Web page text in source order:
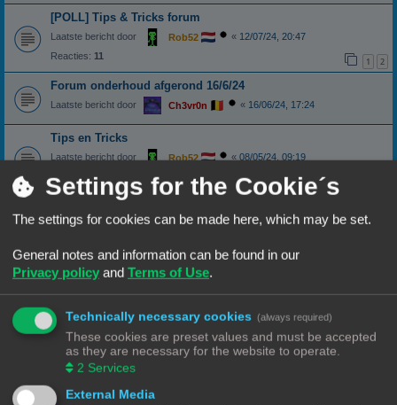
[POLL] Tips & Tricks forum
Laatste bericht door Rob52 « 12/07/24, 20:47
Reacties: 11 1 2
Forum onderhoud afgerond 16/6/24
Laatste bericht door Ch3vr0n « 16/06/24, 17:24
Tips en Tricks
Laatste bericht door Rob52 « 08/05/24, 09:19
Reacties: 11
Laatste bericht door Vink «02/05/24, 17:50
Forum onderhoud afgerond 24/04/24
Menu losgekoppeld?
Laatste bericht door 3DWim «05/04/24, 20:13
Reacties:7
Gcode upload lukt niet
Laatste bericht door
Settings for the Cookie´s
The settings for cookies can be made here, which may be set.
General notes and information can be found in our
Privacy policy and Terms of Use.
Technically necessary cookies (always required)
These cookies are preset values and must be accepted
as they are necessary for the website to operate.
2 Services
External Media